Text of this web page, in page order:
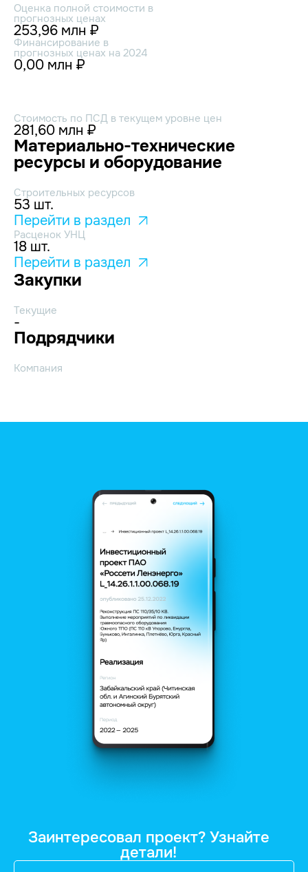
Оценка полной стоимости в
прогнозных ценах
253,96 млн ₽
Финансирование в
прогнозных ценах на 2024
0,00 млн ₽
Стоимость по ПСД в текущем уровне цен
281,60 млн ₽
Материально-технические
ресурсы и оборудование
Строительных ресурсов
53 шт.
Перейти в раздел
Расценок УНЦ
18 шт.
Перейти в раздел
Закупки
Текущие
-
Подрядчики
Компания
Заинтересовал проект? Узнайте
детали!